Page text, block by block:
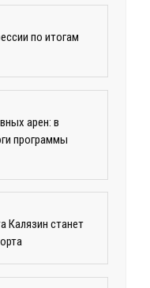
по итогам
арен: в
программы
Калязин станет